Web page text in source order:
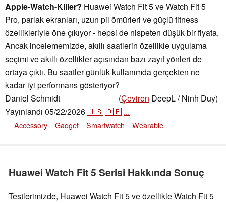
Apple-Watch-Killer? Huawei Watch Fit 5 ve Watch Fit 5
Pro, parlak ekranları, uzun pil ömürleri ve güçlü fitness
özellikleriyle öne çıkıyor - hepsi de nispeten düşük bir fiyata.
Ancak incelememizde, akıllı saatlerin özellikle uygulama
seçimi ve akıllı özellikler açısından bazı zayıf yönleri de
ortaya çıktı. Bu saatler günlük kullanımda gerçekten ne
kadar iyi performans gösteriyor?
Daniel Schmidt
(Çeviren DeepL / Ninh Duy)
Yayınlandı 05/22/2026🇺🇸🇩🇪 ...
Accessory Gadget Smartwatch Wearable
Huawei Watch Fit 5 Serisi Hakkında Sonuç
Testlerimizde, Huawei Watch Fit 5 ve özellikle Watch Fit 5